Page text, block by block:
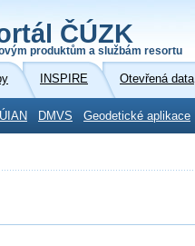
ČÚZK
produktům a službám resortu
INSPIRE Otevřená data
DMVS Geodetické aplikace